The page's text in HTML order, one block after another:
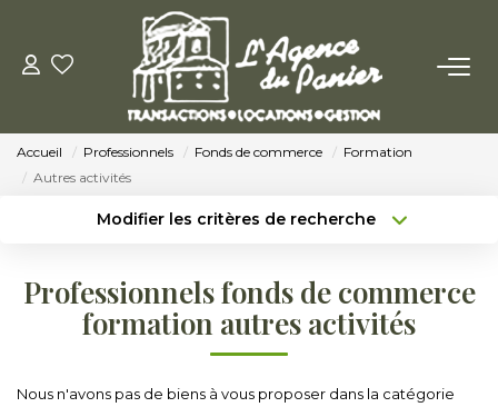
ACHETER
LOUER
Louer
Accueil Professionnels Fonds de commerce
Formation
Autres activités
Modifier les critères de recherche
Sélectionnez...
Type de bien
Professionnels fonds de commerce
formation autres activités
Nous n'avons pas de biens à vous proposer dans la catégorie